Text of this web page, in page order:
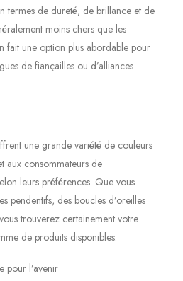
termes de dureté, de brillance et de
moins chers que les
fait une option plus abordable pour
de fiançailles ou d’alliances
une grande variété de couleurs
aux consommateurs de
leurs préférences. Que vous
pendentifs, des boucles d’oreilles
trouverez certainement votre
de produits disponibles.
pour l’avenir